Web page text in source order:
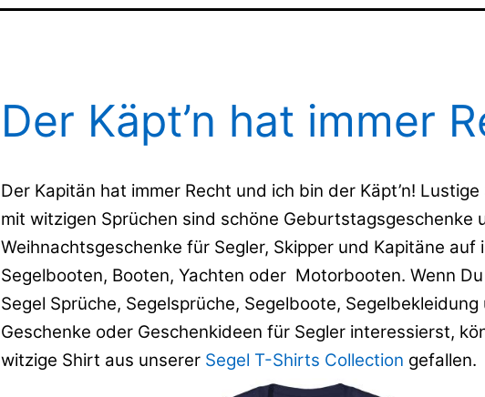
Der Käpt’n hat immer
Der Kapitän hat immer Recht und ich bin der Käpt’n!
mit witzigen Sprüchen sind schöne Geburtstagsgeschenke
Weihnachtsgeschenke für Segler, Skipper und Kapitäne auf
Segelbooten, Booten, Yachten oder Motorbooten. Wenn
Segel Sprüche, Segelsprüche, Segelboote, Segelbekleidung
Geschenke oder Geschenkideen für Segler interessierst,
witzige Shirt aus unserer Segel T-Shirts Collection gefallen.